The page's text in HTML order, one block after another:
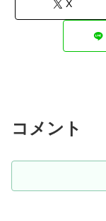
X
コメント